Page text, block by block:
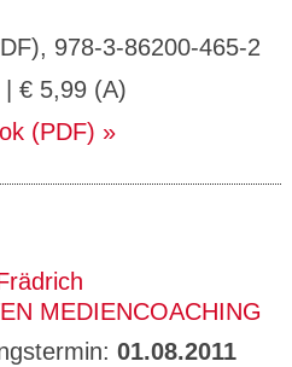
978-3-86200-465-2
| € 5,99 (A)
(PDF)
MEDIENCOACHING
01.08.2011